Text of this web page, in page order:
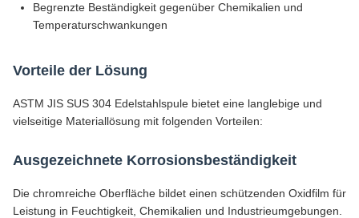
Begrenzte Beständigkeit gegenüber Chemikalien und
Temperaturschwankungen
Vorteile der Lösung
ASTM JIS SUS 304 Edelstahlspule bietet eine langlebige und
vielseitige Materiallösung mit folgenden Vorteilen:
Ausgezeichnete Korrosionsbeständigkeit
Die chromreiche Oberfläche bildet einen schützenden Oxidfilm für
Leistung in Feuchtigkeit, Chemikalien und Industrieumgebungen.